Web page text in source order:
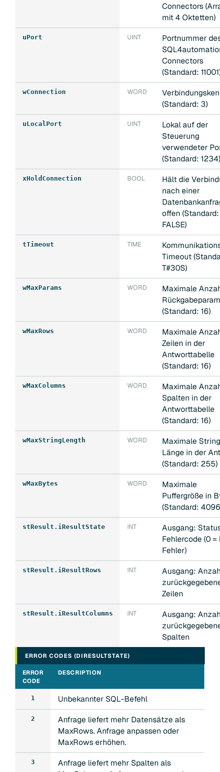
Connectors
mit 4 Oktetten)
uPort UINT
Portnummer
Connectors
(Standard:
wConnection WORD
(Standard: 3)
uLocalPort UINT
Lokal auf der
Steuerung
verwendeter
(Standard: 1234)
xHoldConnection BOOL
Hält die
nach einer
offen (Standard:
FALSE)
tTimeout TIME
Timeout
T#30S)
wMaxParams WORD
Maximale
(Standard: 16)
wMaxRows WORD
Maximale
Zeilen in der
Antworttabelle
(Standard: 16)
wMaxColumns WORD
Maximale
Spalten in der
Antworttabelle
(Standard: 16)
wMaxStringLength WORD
Maximale
Länge in der
(Standard: 255)
wMaxBytes WORD
Maximale
Puffergröße in
(Standard:
stResult.iResultState INT
Ausgang:
Fehlercode (0 =
Fehler)
stResult.iResultRows INT
Ausgang:
Zeilen
stResult.iResultColumns INT
Ausgang:
Spalten
ERROR CODES (DIRESULTSTATE)
ERROR
CODE
DESCRIPTION
1 Unbekannter SQL-Befehl
2
Anfrage liefert mehr Datensätze als
MaxRows. Anfrage anpassen oder
MaxRows erhöhen.
3
Anfrage liefert mehr Spalten als